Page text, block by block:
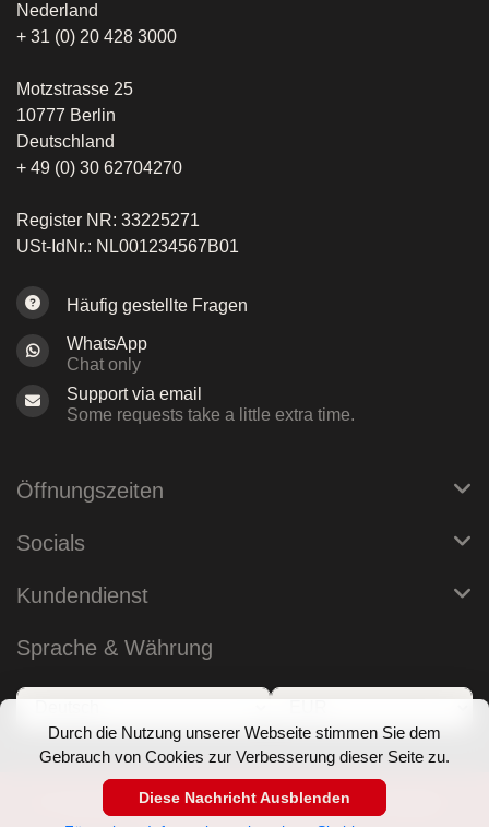
Durch die Nutzung unserer Webseite stimmen Sie dem
Gebrauch von Cookies zur Verbesserung dieser Seite zu.
Diese Nachricht Ausblenden
Nederland
+ 31 (0) 20 428 3000
Motzstrasse 25
10777 Berlin
Deutschland
+ 49 (0) 30 62704270
Register NR: 33225271
USt-IdNr.: NL001234567B01
Häufig gestellte Fragen
WhatsApp
Chat only
Support via email
Some requests take a little extra time.
Öffnungszeiten
Socials
Kundendienst
Sprache & Währung
© Copyright 2026 RoB Berlin - Theme by